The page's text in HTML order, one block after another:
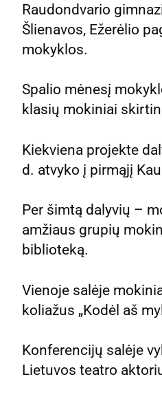
Raudondvario
Šlienavos, Ežerėlio
mokyklos.
Spalio mėnesį
klasių mokiniai
Kiekviena projekte
d. atvyko į pirmąjį
Per šimtą dalyvių –
amžiaus grupių
biblioteką.
Vienoje salėje
koliažus „Kodėl aš
Konferencijų salėje
Lietuvos teatro